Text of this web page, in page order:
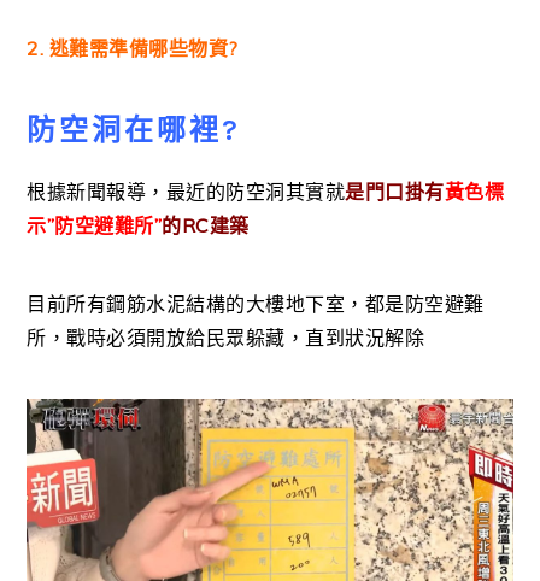
2. 逃難需準備哪些物資?
防空洞在哪裡?
根據新聞報導，最近的防空洞其實就是門口掛有黃色標
示”防空避難所”的RC建築
目前所有鋼筋水泥結構的大樓地下室，都是防空避難
所，戰時必須開放給民眾躲藏，直到狀況解除